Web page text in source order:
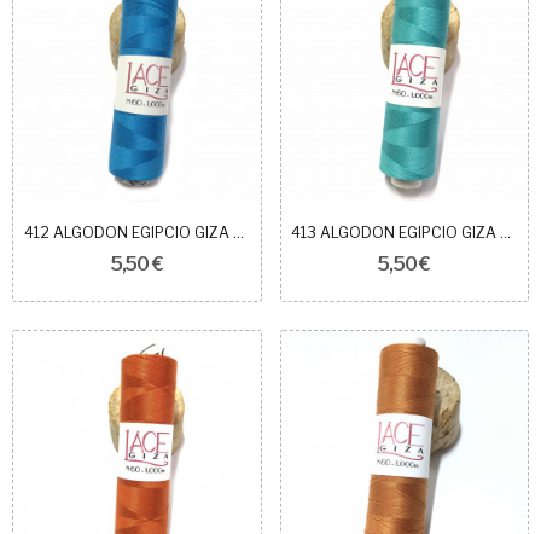
412 ALGODON EGIPCIO GIZA 60
5,50 €
413 ALGODON EGIPCIO GIZA 60
5,50 €